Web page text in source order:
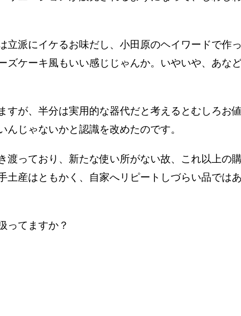
立派にイケるお味だし、小田原のヘイワードで作っ
ズケーキ風もいい感じじゃんか。いやいや、あな
すが、半分は実用的な器代だと考えるとむしろお値
じゃないかと認識を改めたのです。
渡っており、新たな使い所がない故、これ以上の
土産はともかく、自家へリピートしづらい品ではあ
ってますか？